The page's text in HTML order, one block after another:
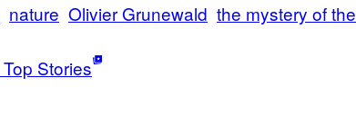
nature Olivier Grunewald the mystery of the
Stories